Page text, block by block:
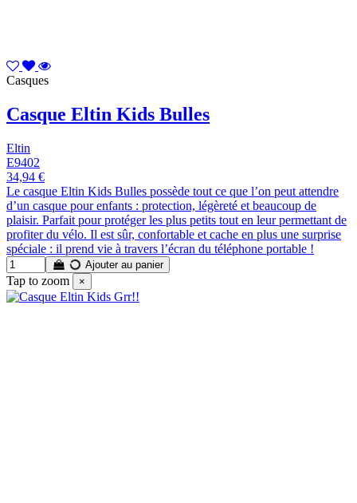
Casques
Casque Eltin Kids Bulles
Eltin
E9402
34,94 €
Le casque Eltin Kids Bulles possède tout ce que l’on peut attendre
d’un casque pour enfants : protection, légèreté et beaucoup de
plaisir. Parfait pour protéger les plus petits tout en leur permettant de
profiter du vélo. Il est sûr, confortable et cache en plus une surprise
spéciale : il prend vie à travers l’écran du téléphone portable !
Ajouter au panier
Tap to zoom ×